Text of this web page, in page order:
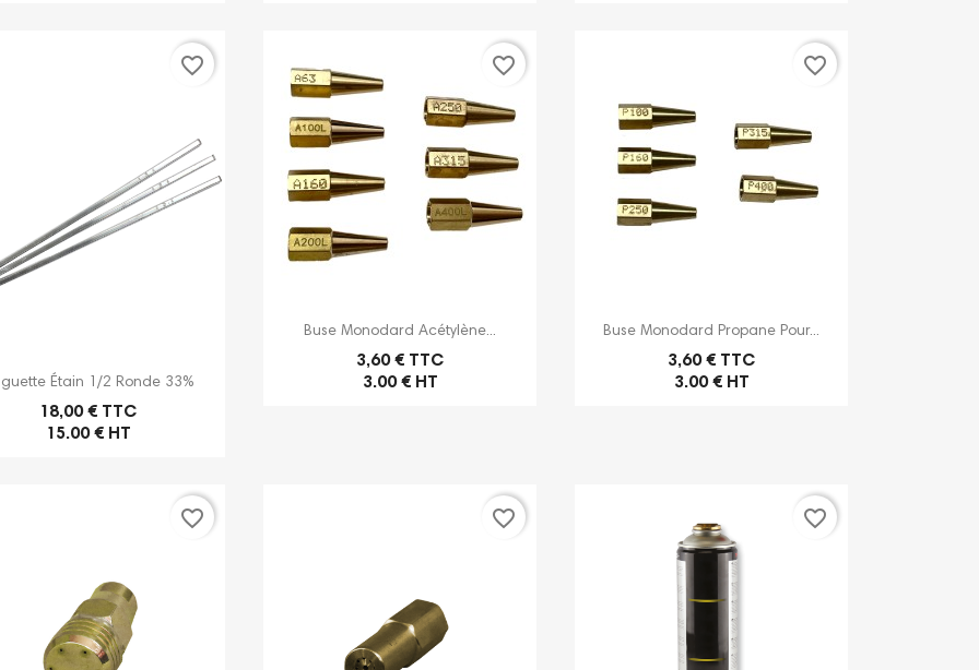
Aperçu rapide
Étain 1/2 Ronde 33%
18,00 € TTC
15.00 € HT
favorite_border
Aperçu rapide
Buse Monodard Acétylène...
3,60 € TTC
3.00 € HT
favorite_border
Aperçu rapide
Buse Monodard Propane Pour...
3,60 € TTC
3.00 € HT
favorite_border
favorite_border favorite_border favorite_border